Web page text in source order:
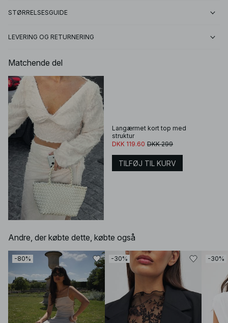
STØRRELSESGUIDE
LEVERING OG RETURNERING
Matchende del
Langærmet kort top med
struktur
DKK 119.60 DKK 299
TILFØJ TIL KURV
Andre, der købte dette, købte også
-80% -30% -30%